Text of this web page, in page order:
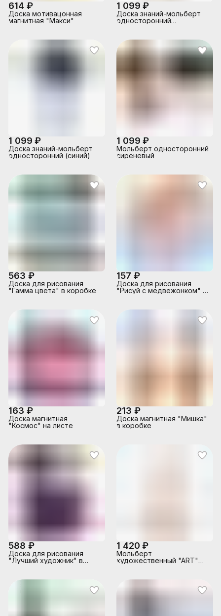
614 ₽
Доска мотивацонная
магнитная "Макси"
1 099 ₽
Доска знаний-мольберт
односторонний
1 099 ₽
Доска знаний-мольберт
односторонний (синий)
1 099 ₽
Мольберт односторонний
сиреневый
563 ₽
Доска для рисования
"Гамма цвета" в коробке
157 ₽
Доска для рисования
"Рисуй с медвежонком" в
163 ₽
Доска магнитная
"Космос" на листе
213 ₽
Доска магнитная "Мишка"
в коробке
588 ₽
Доска для рисования
"Лучший художник" в
1 420 ₽
Мольберт
художественный "ART"
максимальная высота
холста 43 см, с
возможностью